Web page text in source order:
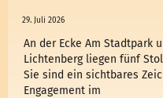
29. Juli 2026
An der Ecke Am Stadtpark
Lichtenberg liegen fünf
Sie sind ein sichtbares
Engagement im